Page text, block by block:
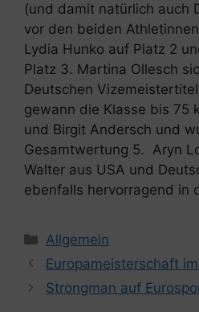
(und damit natürlich auch
vor den beiden
Lydia Hunko auf Platz 2
Platz 3. Martina Ollesch
Deutschen
gewann die Klasse bis 75
und Birgit Andersch und
Gesamtwertung 5. Aryn
Walter aus USA und
ebenfalls hervorragend in
Kategorien
Allgemein
Europameisterschaft
Strongman auf